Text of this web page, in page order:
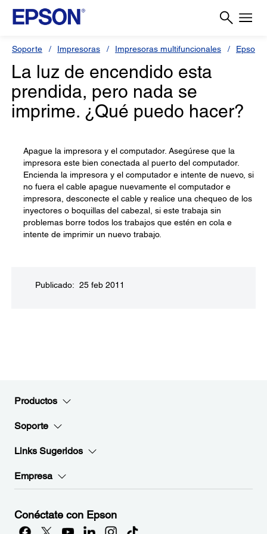
Soporte Impresoras Impresoras multifuncionales Epson
La luz de encendido esta
prendida, pero nada se
imprime. ¿Qué puedo hacer?
Apague la impresora y el computador. Asegúrese que la
impresora este bien conectada al puerto del computador.
Encienda la impresora y el computador e intente de nuevo, si
no fuera el cable apague nuevamente el computador e
impresora, desconecte el cable y realice una chequeo de los
inyectores o boquillas del cabezal, si este trabaja sin
problemas borre todos los trabajos que estén en cola e
intente de imprimir un nuevo trabajo.
Publicado: 25 feb 2011
Productos
Soporte
Links Sugeridos
Empresa
Conéctate con Epson